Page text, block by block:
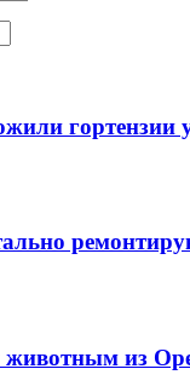
гортензии
животным из